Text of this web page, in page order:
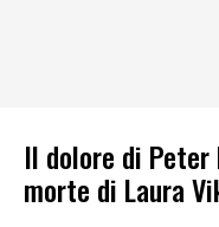
Il dolore di Peter
morte di Laura